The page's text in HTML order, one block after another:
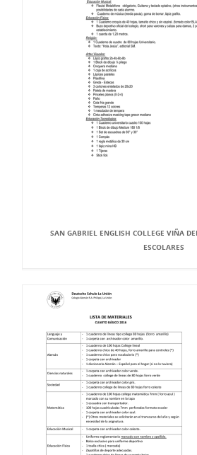
SAN GABRIEL ENGLISH COLLEGE VIÑA
ESCOLARES